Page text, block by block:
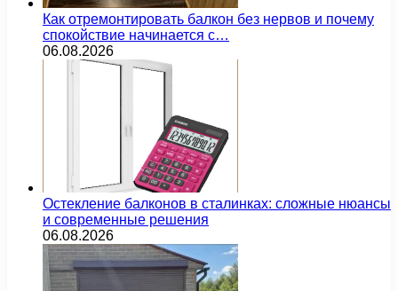
Как отремонтировать балкон без нервов и почему
спокойствие начинается с…
06.08.2026
Остекление балконов в сталинках: сложные нюансы
и современные решения
06.08.2026